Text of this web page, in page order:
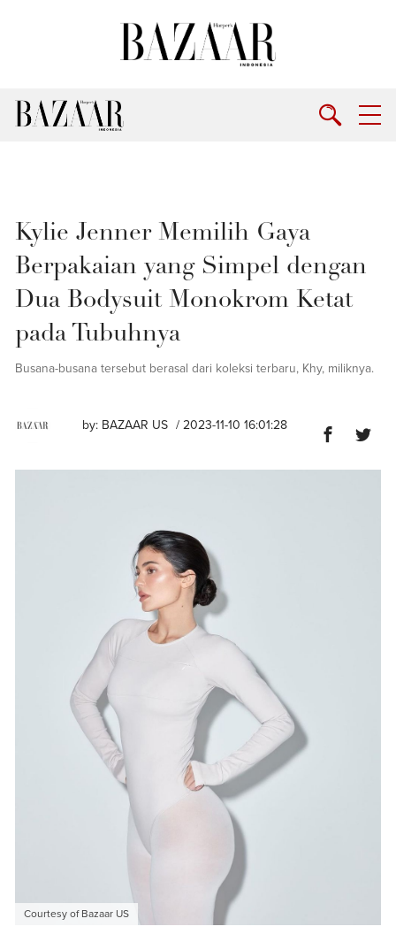
Kylie Jenner Memilih Gaya
Berpakaian yang Simpel dengan
Dua Bodysuit Monokrom Ketat
pada Tubuhnya
Busana-busana tersebut berasal dari koleksi terbaru, Khy, miliknya.
by: BAZAAR US / 2023-11-10 16:01:28
Courtesy of Bazaar US